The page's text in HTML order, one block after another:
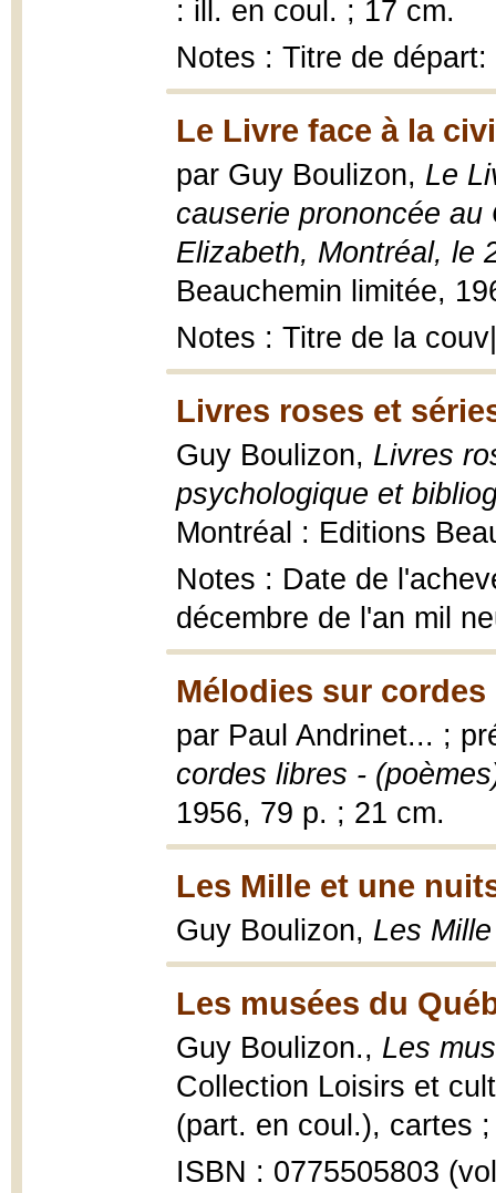
: ill. en coul. ; 17 cm.
Notes : Titre de
Le Livre face à la
par Guy Boulizon, Le
causerie prononcée
Elizabeth, Montréal, le
Beauchemin limitée,
Notes : Titre de la
Livres roses et
Guy Boulizon, Livres
psychologique et
Montréal : Editions
Notes : Date de
décembre de l'an mil
Mélodies sur cordes
par Paul Andrinet... ;
cordes libres -
1956, 79 p. ; 21 cm.
Les Mille et une
Guy Boulizon, Les
Les musées du
Guy Boulizon., Les
Collection Loisirs et
(part. en coul.), cartes
ISBN : 0775505803